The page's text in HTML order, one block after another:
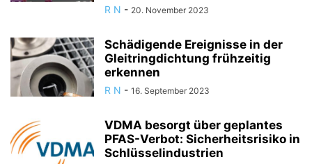
R N - 20. November 2023
Schädigende Ereignisse in der
Gleitringdichtung frühzeitig
erkennen
R N - 16. September 2023
VDMA besorgt über geplantes
PFAS-Verbot: Sicherheitsrisiko in
Schlüsselindustrien